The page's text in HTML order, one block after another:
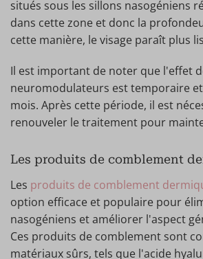
situés sous les sillons nasogéniens
dans cette zone et donc la
cette manière, le visage paraît plus
Il est important de noter que l'effet
neuromodulateurs est temporaire
mois. Après cette période, il est
renouveler le traitement pour
Les produits de comblement
Les produits de comblement
option efficace et populaire pour
nasogéniens et améliorer l'aspect
Ces produits de comblement sont
matériaux sûrs, tels que l'acide